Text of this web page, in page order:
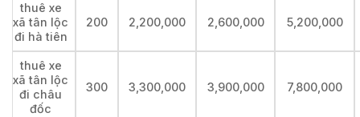
thuê xe
xã tân lộc
đi hà tiên
200 2,200,000 2,600,000 5,200,000
thuê xe
xã tân lộc
đi châu
đốc
300 3,300,000 3,900,000 7,800,000